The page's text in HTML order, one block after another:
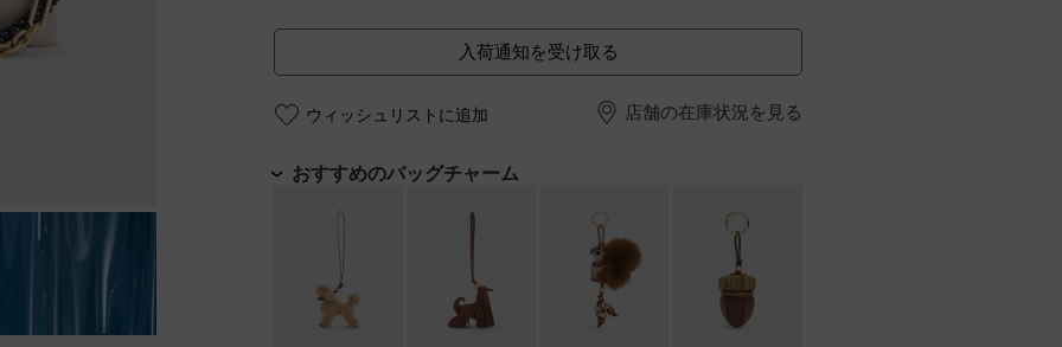
入荷通知を受け取る
ウィッシュリストに追加 店舗の在庫状況を見る
おすすめのバッグチャーム